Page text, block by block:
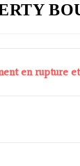
en rupture